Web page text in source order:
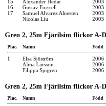
15
Alexander Hedar
2003
16
Gustav Forssell
2003
17
Samuel Alvarez Alnesten
2003
Nicolas Liu
2003
Gren 2, 25m Fjärilsim flickor A-
Plac. Namn Född
1 Elsa Sjöström
2006
Alma Larsson
2006
Filippa Sjögren
2006
Gren 2, 25m Fjärilsim flickor A-
Plac. Namn Född